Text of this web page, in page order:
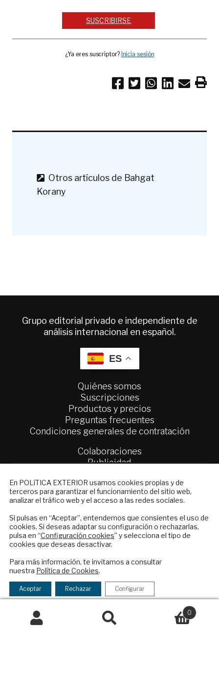
SUSCRIBIRSE
¿Ya eres suscriptor? Inicia sesión
Otros artículos de Bahgat
Korany
Grupo editorial privado e independiente de
análisis internacional en español.
ES
Quiénes somos
Suscripciones
Productos y precios
Preguntas frecuentes
Condiciones generales de contratación
Colaboraciones
Publicidad
Política Exterior
Informe Semanal de Política Exterior
Afkar/Ideas
© 2026 - Fundación Análisis de Política
Exterior. Todos los derechos reservados
Legal|Política de Privacidad y de Cookies
Buscar
0
Financiado por el Programa KIT Digital. Plan de
Recuperación, Transformación y Resiliencia de
España Next Generation EU.​​
En POLíTICA EXTERIOR usamos cookies propias y de
terceros para garantizar el funcionamiento del sitio web,
analizar el tráfico web y el acceso a las redes sociales.
Si pulsas en “Aceptar”, entendemos que consientes el uso de
cookies. Si deseas adaptar su configuración o rechazarlas,
pulsa en “Configuración cookies” y selecciona el tipo de
cookies que deseas desactivar.
Para más información, te invitamos a consultar
nuestra Política de Cookies.
Aceptar Rechazar Configurar
NEWSLETTER
Suscríbase a nuestro boletín electrónico y
reciba en su correo el mejor análisis
internacional en español.
Checkbox
acepto
la
política
de
política de privacidad